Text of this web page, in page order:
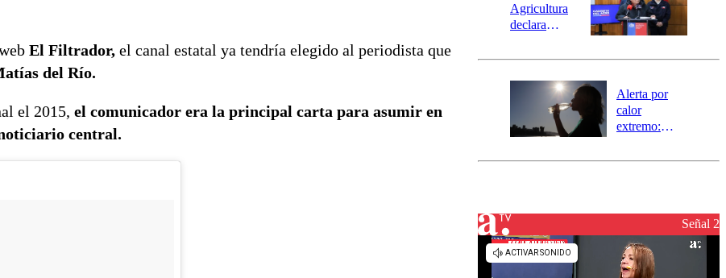
El Filtrador, el canal estatal ya tendría elegido al periodista que
del Río.
el 2015, el comunicador era la principal carta para asumir en
central.
Agricultura
declara
agrícola para
Alerta por
calor
extremo:
activa Alerta
Señal 2